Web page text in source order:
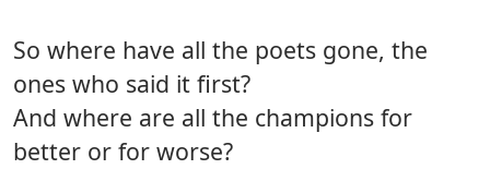
So where have all the poets gone, the
ones who said it first?
And where are all the champions for
better or for worse?